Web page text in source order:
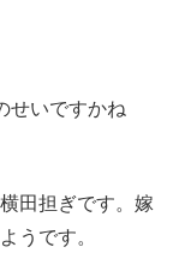
せいですかね
田担ぎです。嫁
うです。